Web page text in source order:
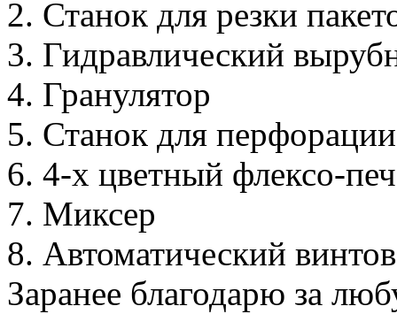
2. Станок для резки
3. Гидравлический
4. Гранулятор
5. Станок для
6. 4-х цветный флексо-
7. Миксер
8. Автоматический
Заранее благодарю за